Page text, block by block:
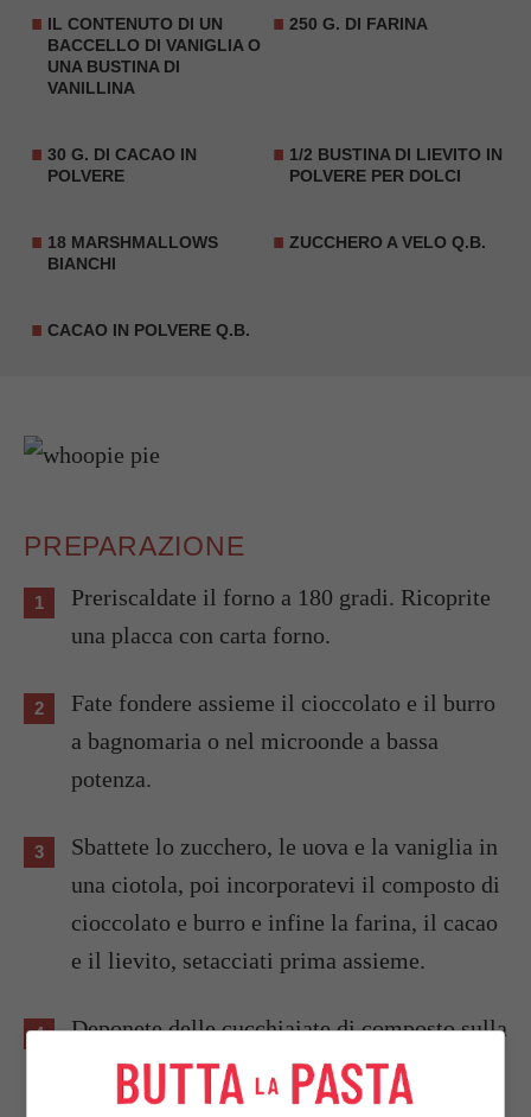
IL CONTENUTO DI UN
BACCELLO DI VANIGLIA O
UNA BUSTINA DI
VANILLINA
250 G. DI FARINA
30 G. DI CACAO IN
POLVERE
1/2 BUSTINA DI LIEVITO IN
POLVERE PER DOLCI
18 MARSHMALLOWS
BIANCHI
ZUCCHERO A VELO Q.B.
CACAO IN POLVERE Q.B.
PREPARAZIONE
Preriscaldate il forno a 180 gradi. Ricoprite
una placca con carta forno.
Fate fondere assieme il cioccolato e il burro
a bagnomaria o nel microonde a bassa
potenza.
Sbattete lo zucchero, le uova e la vaniglia in
una ciotola, poi incorporatevi il composto di
cioccolato e burro e infine la farina, il cacao
e il lievito, setacciati prima assieme.
Deponete delle cucchiaiate di composto sulla
placca cercando di ottenere 36 biscotti, e
cuoceteli per 6/8 minuti nel forno caldo.